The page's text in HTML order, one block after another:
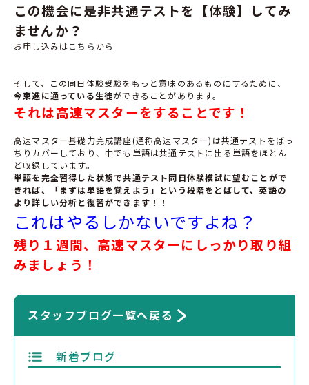
この機会に是非共通テストを【体験】してみ
ませんか？
お申し込みはこちら から
そして、この同日体験受験をもっと意味のあるものにするために、
今東進に通っている生徒ができることがあります。
それは高速マスターをすることです！
高速マスター基礎力完成講座(通称高速マスター)は共通テストをばっ
ちりカバーしており、中でも単語は共通テストに出る単語をほとん
ど収録しています。
単語を完全習得した状態で共通テスト同日体験模試に望むことがで
きれば、「まずは単語を覚えよう」という段階をとばして、英語の
より詳しい分析と復習ができます！！
これはやるしかないですよね？
残り１週間、高速マスターにしっかり取り組
みましょう！
スタッフブログ一覧へ戻る
新着ブログ